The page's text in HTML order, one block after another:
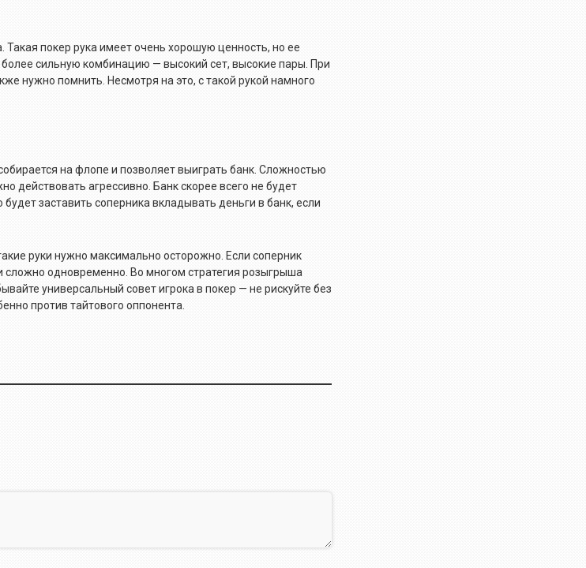
покер рука имеет очень хорошую ценность, но ее
сильную комбинацию — высокий сет, высокие пары. При
нужно помнить. Несмотря на это, с такой рукой намного
на флопе и позволяет выиграть банк. Сложностью
действовать агрессивно. Банк скорее всего не будет
заставить соперника вкладывать деньги в банк, если
руки нужно максимально осторожно. Если соперник
сложно одновременно. Во многом стратегия розыгрыша
универсальный совет игрока в покер — не рискуйте без
против тайтового оппонента.